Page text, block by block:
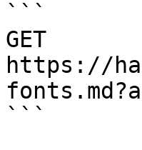
```
GET
https://
```